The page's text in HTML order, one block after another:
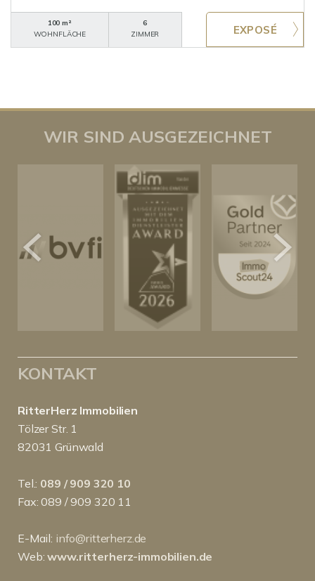
100 m²
WOHNFLÄCHE
6
ZIMMER
WIR SIND AUSGEZEICHNET
KONTAKT
RitterHerz Immobilien
Tölzer Str. 1
82031 Grünwald
Tel.: 089 / 909 320 10
Fax: 089 / 909 320 11
E-Mail: info@ritterherz.de
Web:www.ritterherz-immobilien.de